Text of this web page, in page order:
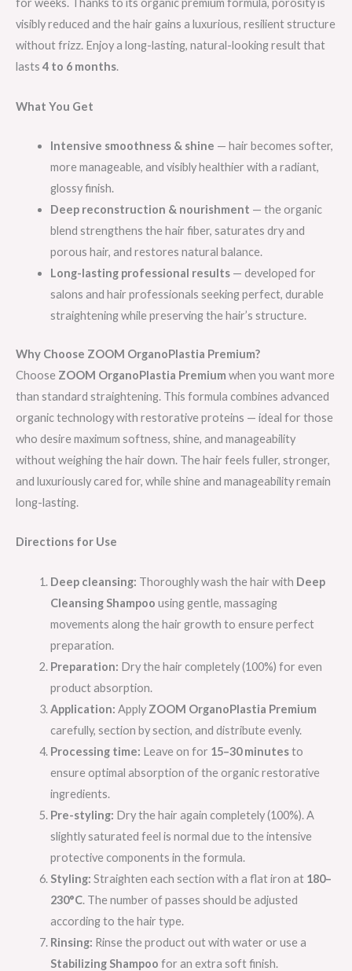
for weeks. Thanks to its organic premium formula, porosity is
visibly reduced and the hair gains a luxurious, resilient structure
without frizz. Enjoy a long-lasting, natural-looking result that
lasts 4 to 6 months.
What You Get
Intensive smoothness & shine — hair becomes softer,
more manageable, and visibly healthier with a radiant,
glossy finish.
Deep reconstruction & nourishment — the organic
blend strengthens the hair fiber, saturates dry and
porous hair, and restores natural balance.
Long-lasting professional results— developed for
salons and hair professionals seeking perfect, durable
straightening while preserving the hair’s structure.
Why Choose ZOOM OrganoPlastia Premium?
Choose ZOOM OrganoPlastia Premium when you want more
than standard straightening. This formula combines advanced
organic technology with restorative proteins — ideal for those
who desire maximum softness, shine, and manageability
without weighing the hair down. The hair feels fuller, stronger,
and luxuriously cared for, while shine and manageability remain
long-lasting.
Directions for Use
Deep cleansing: Thoroughly wash the hair with Deep
Cleansing Shampoo using gentle, massaging
movements along the hair growth to ensure perfect
preparation.
Preparation: Dry the hair completely (100%) for even
product absorption.
Application: Apply ZOOM OrganoPlastia Premium
carefully, section by section, and distribute evenly.
Processing time: Leave on for 15–30 minutesto
ensure optimal absorption of the organic restorative
ingredients.
Pre-styling: Dry the hair again completely (100%). A
slightly saturated feel is normal due to the intensive
protective components in the formula.
Styling: Straighten each section with a flat iron at 180–
230°C. The number of passes should be adjusted
according to the hair type.
Rinsing: Rinse the product out with water or use a
Stabilizing Shampoo for an extra soft finish.